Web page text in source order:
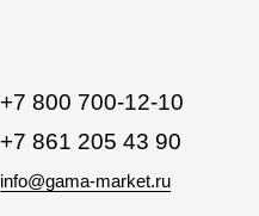
+7 800 700-12-10
+7 861 205 43 90
info@gama-market.ru